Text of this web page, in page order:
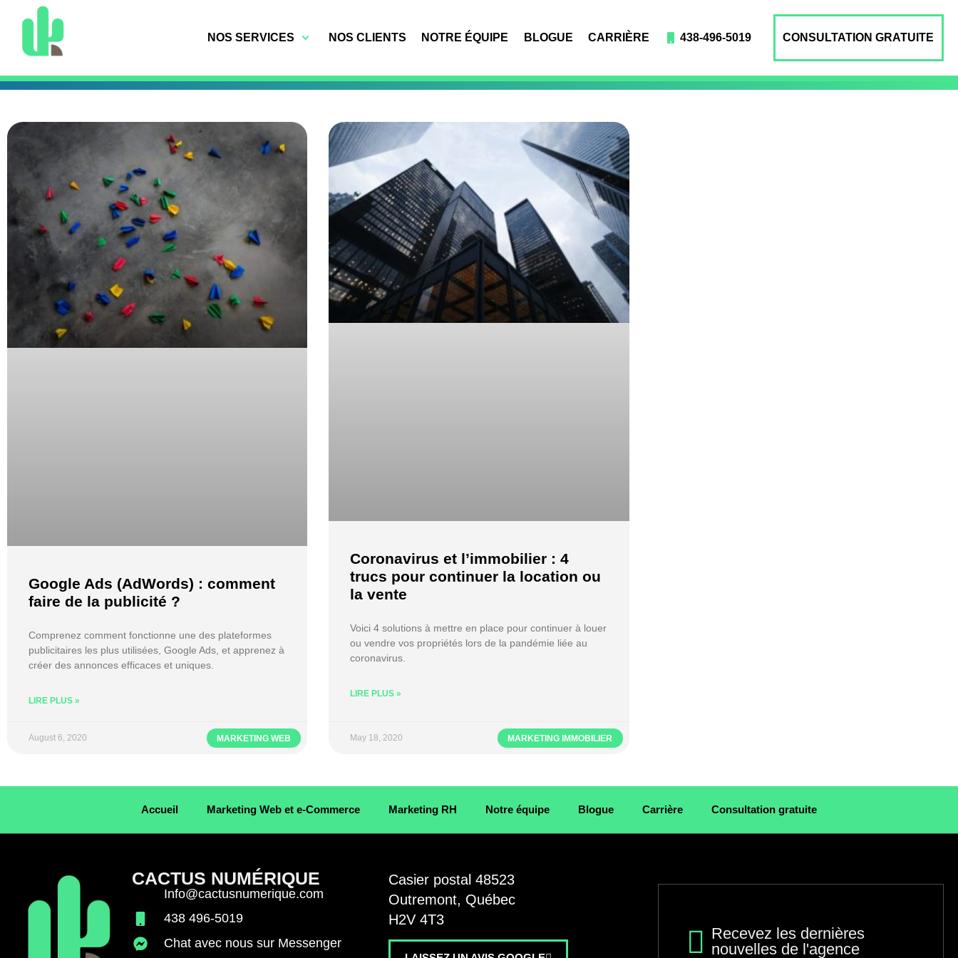
NOS SERVICES NOS CLIENTS NOTRE ÉQUIPE BLOGUE CARRIÈRE 438-496-5019 CONSULTATION GRATUITE
MARKETING WEB
Google Ads (AdWords) : comment
faire de la publicité ?
Comprenez comment fonctionne une des plateformes
publicitaires les plus utilisées, Google Ads, et apprenez à
créer des annonces efficaces et uniques.
LIRE PLUS »
August 6, 2020 MARKETING IMMOBILIER
Coronavirus et l’immobilier : 4
trucs pour continuer la location ou
la vente
Voici 4 solutions à mettre en place pour continuer à louer
ou vendre vos propriétés lors de la pandémie liée au
coronavirus.
LIRE PLUS »
May 18, 2020
Accueil Marketing Web et e-Commerce Marketing RH Notre équipe Blogue Carrière Consultation gratuite
CACTUS NUMÉRIQUE
Info@cactusnumerique.com
438 496-5019
Chat avec nous sur Messenger
Casier postal 48523
Outremont, Québec
H2V 4T3
Recevez les dernières
nouvelles de l'agence